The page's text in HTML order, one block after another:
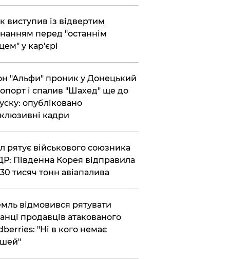
виступив із відвертим
перед "останнім
у кар'єрі
"Альфи" проник у Донецький
і спалив "Шахед" ще до
опубліковано
кадри
рятує військового союзника
Південна Корея відправила
тисяч тонн авіапалива
відмовився рятувати
продавців атакованого
"Ні в кого немає